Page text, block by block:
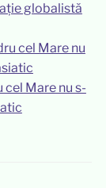
globalistă
Mare nu s-